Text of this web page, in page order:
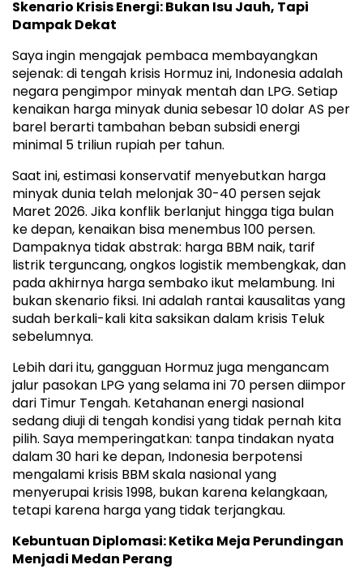
Skenario Krisis Energi: Bukan Isu Jauh, Tapi
Dampak Dekat
Saya ingin mengajak pembaca membayangkan
sejenak: di tengah krisis Hormuz ini, Indonesia adalah
negara pengimpor minyak mentah dan LPG. Setiap
kenaikan harga minyak dunia sebesar 10 dolar AS per
barel berarti tambahan beban subsidi energi
minimal 5 triliun rupiah per tahun.
Saat ini, estimasi konservatif menyebutkan harga
minyak dunia telah melonjak 30-40 persen sejak
Maret 2026. Jika konflik berlanjut hingga tiga bulan
ke depan, kenaikan bisa menembus 100 persen.
Dampaknya tidak abstrak: harga BBM naik, tarif
listrik terguncang, ongkos logistik membengkak, dan
pada akhirnya harga sembako ikut melambung. Ini
bukan skenario fiksi. Ini adalah rantai kausalitas yang
sudah berkali-kali kita saksikan dalam krisis Teluk
sebelumnya.
Lebih dari itu, gangguan Hormuz juga mengancam
jalur pasokan LPG yang selama ini 70 persen diimpor
dari Timur Tengah. Ketahanan energi nasional
sedang diuji di tengah kondisi yang tidak pernah kita
pilih. Saya memperingatkan: tanpa tindakan nyata
dalam 30 hari ke depan, Indonesia berpotensi
mengalami krisis BBM skala nasional yang
menyerupai krisis 1998, bukan karena kelangkaan,
tetapi karena harga yang tidak terjangkau.
Kebuntuan Diplomasi: Ketika Meja Perundingan
Menjadi Medan Perang